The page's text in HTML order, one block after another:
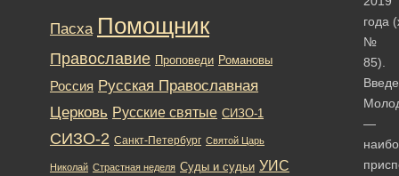
года
№
85).
—
Пасха Помощник
Православие Проповеди Романовы
Россия Русская Православная
Церковь Русские святые СИЗО-1
СИЗО-2 Санкт-Петербург Святой Царь
Николай Страстная неделя Суды и судьи УИС